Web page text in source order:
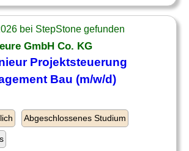
bei StepStone gefunden
GmbH Co. KG
Projektsteuerung
Bau (m/w/d)
Abgeschlossenes Studium